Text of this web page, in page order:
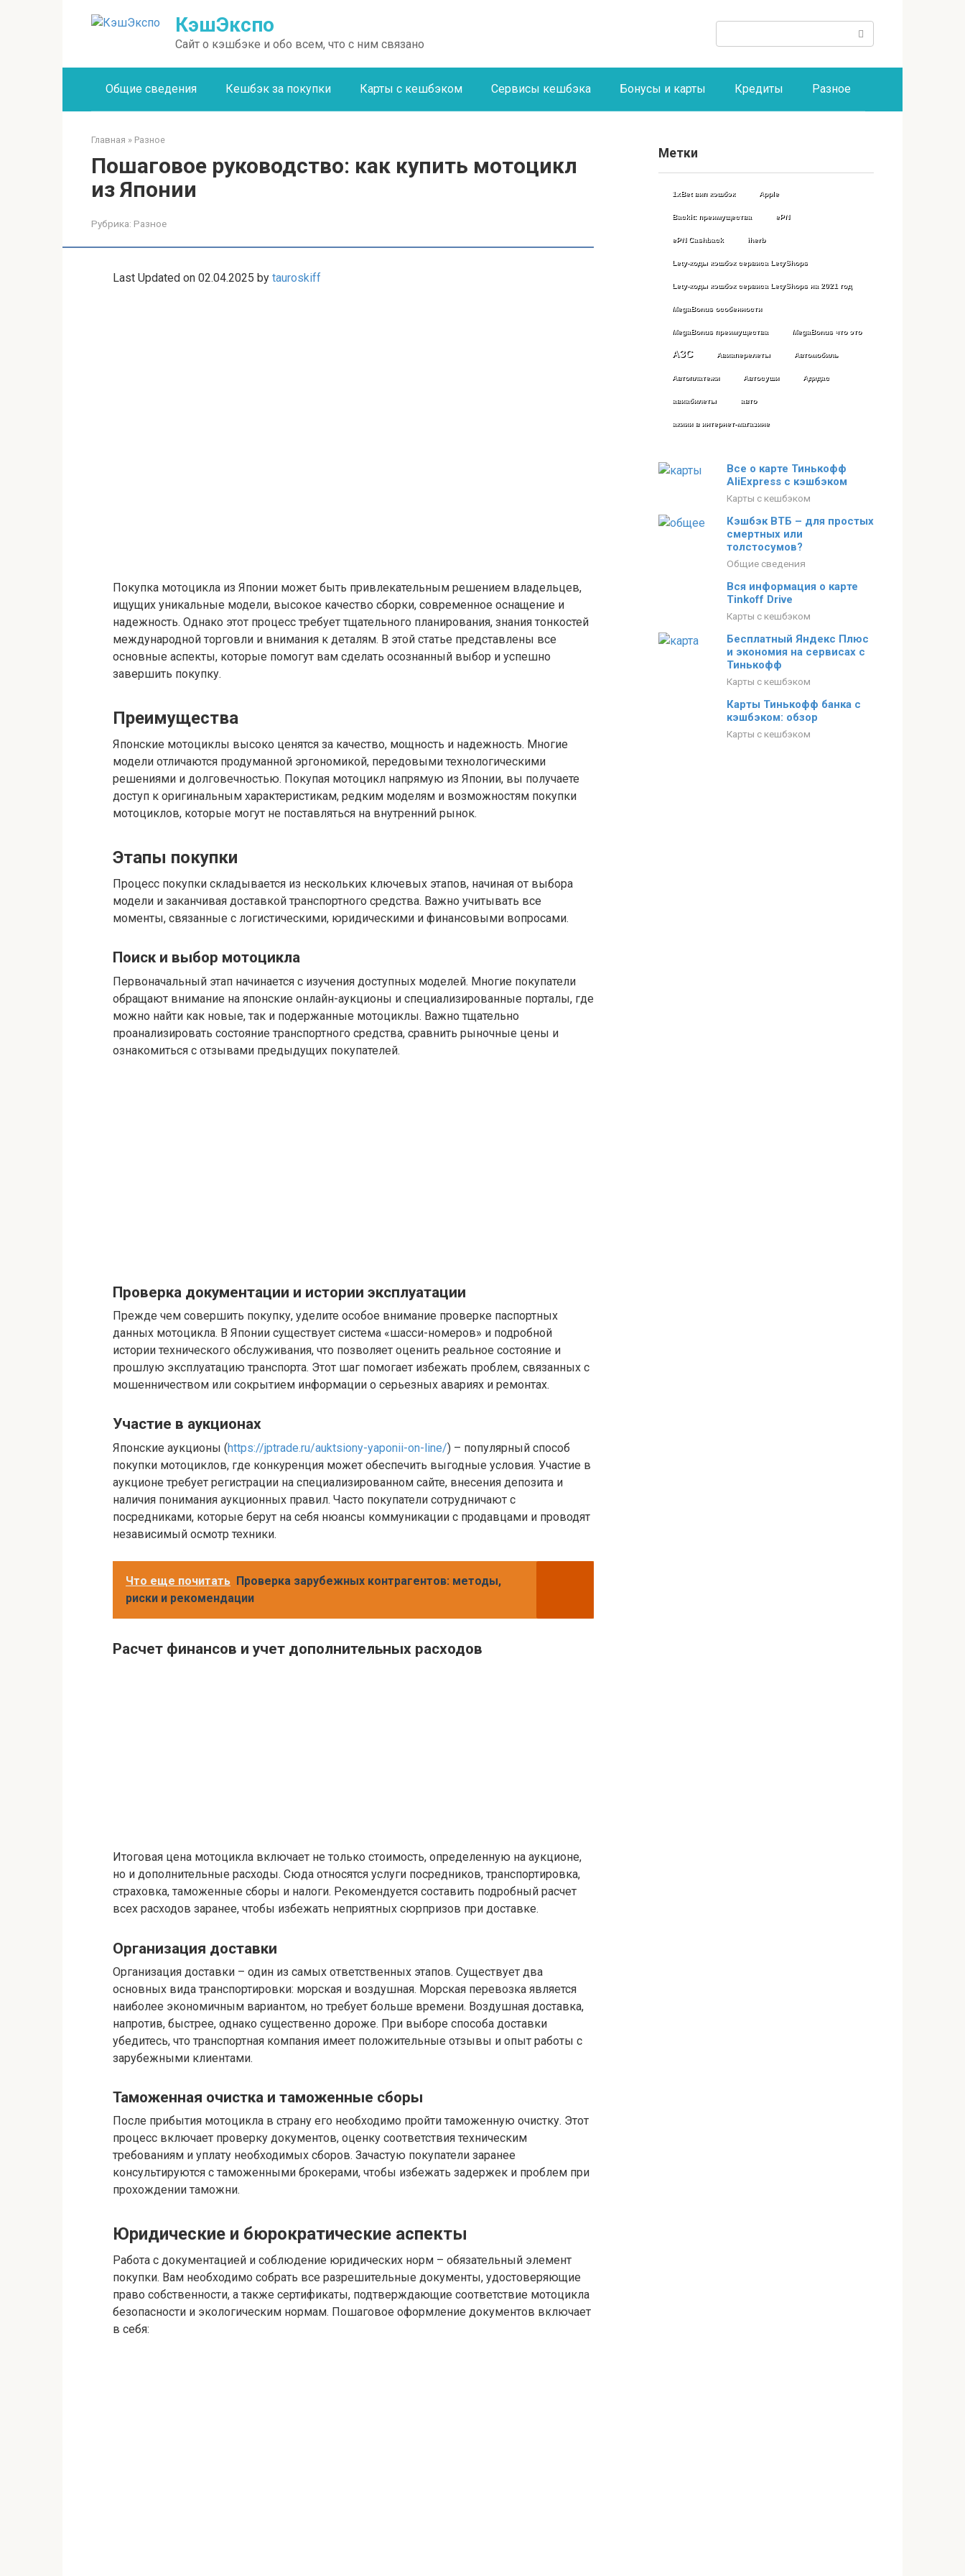
КэшЭкспо
Сайт о кэшбэке и обо всем, что с ним связано
Общие сведения Кешбэк за покупки Карты с кешбэком Сервисы кешбэка Бонусы и карты Кредиты Разное
Главная » Разное
Пошаговое руководство: как купить мотоцикл
из Японии
Рубрика: Разное
Last Updated on 02.04.2025 by tauroskiff
Покупка мотоцикла из Японии может быть привлекательным решением владельцев,
ищущих уникальные модели, высокое качество сборки, современное оснащение и
надежность. Однако этот процесс требует тщательного планирования, знания тонкостей
международной торговли и внимания к деталям. В этой статье представлены все
основные аспекты, которые помогут вам сделать осознанный выбор и успешно
завершить покупку.
Преимущества
Японские мотоциклы высоко ценятся за качество, мощность и надежность. Многие
модели отличаются продуманной эргономикой, передовыми технологическими
решениями и долговечностью. Покупая мотоцикл напрямую из Японии, вы получаете
доступ к оригинальным характеристикам, редким моделям и возможностям покупки
мотоциклов, которые могут не поставляться на внутренний рынок.
Этапы покупки
Процесс покупки складывается из нескольких ключевых этапов, начиная от выбора
модели и заканчивая доставкой транспортного средства. Важно учитывать все
моменты, связанные с логистическими, юридическими и финансовыми вопросами.
Поиск и выбор мотоцикла
Первоначальный этап начинается с изучения доступных моделей. Многие покупатели
обращают внимание на японские онлайн-аукционы и специализированные порталы, где
можно найти как новые, так и подержанные мотоциклы. Важно тщательно
проанализировать состояние транспортного средства, сравнить рыночные цены и
ознакомиться с отзывами предыдущих покупателей.
Проверка документации и истории эксплуатации
Прежде чем совершить покупку, уделите особое внимание проверке паспортных
данных мотоцикла. В Японии существует система «шасси-номеров» и подробной
истории технического обслуживания, что позволяет оценить реальное состояние и
прошлую эксплуатацию транспорта. Этот шаг помогает избежать проблем, связанных с
мошенничеством или сокрытием информации о серьезных авариях и ремонтах.
Участие в аукционах
Японские аукционы (https://jptrade.ru/auktsiony-yaponii-on-line/) – популярный способ
покупки мотоциклов, где конкуренция может обеспечить выгодные условия. Участие в
аукционе требует регистрации на специализированном сайте, внесения депозита и
наличия понимания аукционных правил. Часто покупатели сотрудничают с
посредниками, которые берут на себя нюансы коммуникации с продавцами и проводят
независимый осмотр техники.
Что еще почитать Проверка зарубежных контрагентов: методы,
риски и рекомендации
Расчет финансов и учет дополнительных расходов
Итоговая цена мотоцикла включает не только стоимость, определенную на аукционе,
но и дополнительные расходы. Сюда относятся услуги посредников, транспортировка,
страховка, таможенные сборы и налоги. Рекомендуется составить подробный расчет
всех расходов заранее, чтобы избежать неприятных сюрпризов при доставке.
Организация доставки
Организация доставки – один из самых ответственных этапов. Существует два
основных вида транспортировки: морская и воздушная. Морская перевозка является
наиболее экономичным вариантом, но требует больше времени. Воздушная доставка,
напротив, быстрее, однако существенно дороже. При выборе способа доставки
убедитесь, что транспортная компания имеет положительные отзывы и опыт работы с
зарубежными клиентами.
Таможенная очистка и таможенные сборы
После прибытия мотоцикла в страну его необходимо пройти таможенную очистку. Этот
процесс включает проверку документов, оценку соответствия техническим
требованиям и уплату необходимых сборов. Зачастую покупатели заранее
консультируются с таможенными брокерами, чтобы избежать задержек и проблем при
прохождении таможни.
Юридические и бюрократические аспекты
Работа с документацией и соблюдение юридических норм – обязательный элемент
покупки. Вам необходимо собрать все разрешительные документы, удостоверяющие
право собственности, а также сертификаты, подтверждающие соответствие мотоцикла
безопасности и экологическим нормам. Пошаговое оформление документов включает
в себя:
Метки
1xBet вип кэшбэк Apple
Backit: преимущества ePN
ePN Cashback iherb
Lety-коды кэшбэк сервиса LetyShops
Lety-коды кэшбэк сервиса LetyShops на 2021 год
MegaBonus особенности
MegaBonus преимущества MegaBonus что это
АЗС Авиаперелеты Автомобиль
Автоплатежи Автосуши Адидас
авиабилеты авто
акиии в интернет-магазине
Все о карте Тинькофф
AliExpress с кэшбэком
Карты с кешбэком
Кэшбэк ВТБ – для простых
смертных или
толстосумов?
Общие сведения
Вся информация о карте
Tinkoff Drive
Карты с кешбэком
Бесплатный Яндекс Плюс
и экономия на сервисах с
Тинькофф
Карты с кешбэком
Карты Тинькофф банка с
кэшбэком: обзор
Карты с кешбэком